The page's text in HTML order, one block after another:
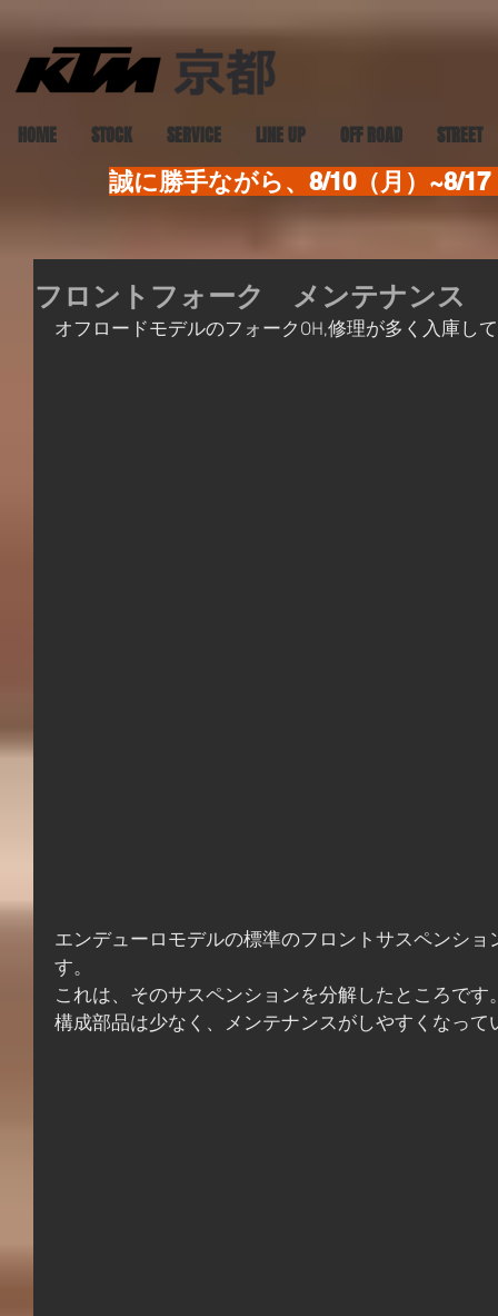
HOME STOCK SERVICE LINE UP OFF ROAD STREET
誠に勝手ながら、8/10（月）~8/
フロントフォーク メンテナンス
オフロードモデルのフォークOH,修理が多く入庫し
エンデューロモデルの標準のフロントサスペンシ
す。
これは、そのサスペンションを分解したところです
構成部品は少なく、メンテナンスがしやすくなって